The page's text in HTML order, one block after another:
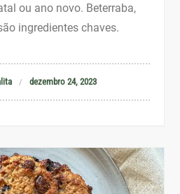
ou ano novo. Beterraba,
ingredientes chaves.
dezembro 24, 2023